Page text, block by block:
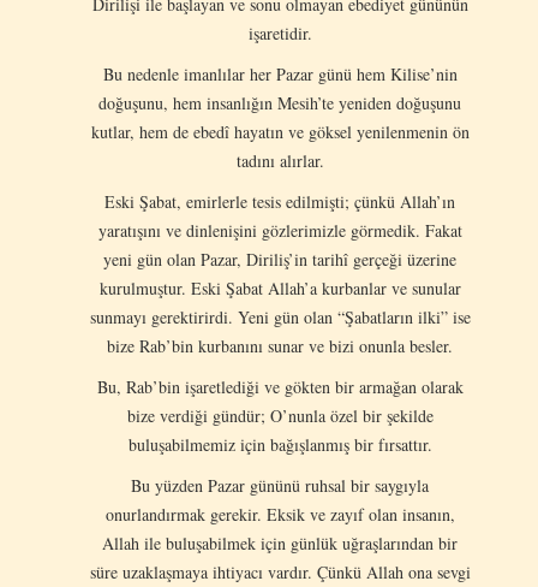
işaretidir.
Bu nedenle imanlılar her Pazar günü hem Kilise’nin
doğuşunu, hem insanlığın Mesih’te yeniden doğuşunu
kutlar, hem de ebedî hayatın ve göksel yenilenmenin ön
tadını alırlar.
Eski Şabat, emirlerle tesis edilmişti; çünkü Allah’ın
yaratışını ve dinlenişini gözlerimizle görmedik. Fakat
yeni gün olan Pazar, Diriliş’in tarihî gerçeği üzerine
kurulmuştur. Eski Şabat Allah’a kurbanlar ve sunular
sunmayı gerektirirdi. Yeni gün olan “Şabatların ilki” ise
bize Rab’bin kurbanını sunar ve bizi onunla besler.
Bu, Rab’bin işaretlediği ve gökten bir armağan olarak
bize verdiği gündür; O’nunla özel bir şekilde
buluşabilmemiz için bağışlanmış bir fırsattır.
Bu yüzden Pazar gününü ruhsal bir saygıyla
onurlandırmak gerekir. Eksik ve zayıf olan insanın,
Allah ile buluşabilmek için günlük uğraşlarından bir
süre uzaklaşmaya ihtiyacı vardır. Çünkü Allah ona sevgi